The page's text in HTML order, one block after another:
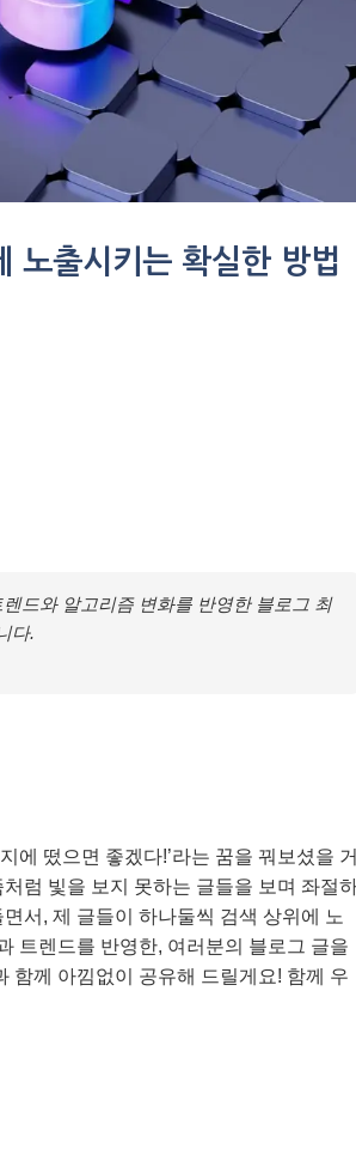
노출시키는 확실한 방법
드와 알고리즘 변화를 반영한 블로그 최
다.
에 떴으면 좋겠다!’라는 꿈을 꿔보셨을
럼 빛을 보지 못하는 글들을 보며 좌절
서, 제 글들이 하나둘씩 검색 상위에 노
트렌드를 반영한, 여러분의 블로그 글을
함께 아낌없이 공유해 드릴게요! 함께 우